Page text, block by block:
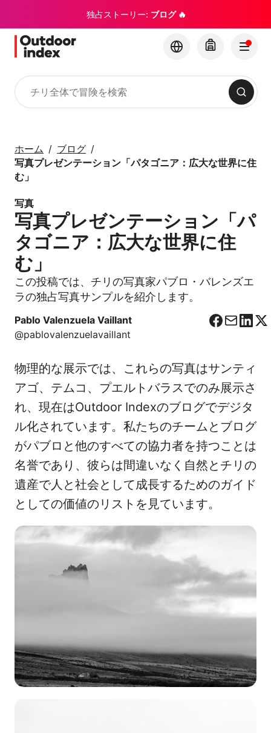
独占ストーリー: ブログ 🔥
検索
ホーム
ブログ
写真プレゼンテーション「パタゴニア：広大な世界に住
む」
写真
写真プレゼンテーション「パ
タゴニア：広大な世界に住
む」
この投稿では、チリの写真家パブロ・バレンズエ
ラの独占写真サンプルを紹介します。
Pablo Valenzuela Vaillant
@pablovalenzuelavaillant
F
e
b
o
k
C
r
e
L
k
e
d
I
n
X
物理的な展示では、これらの写真はサンティ
アゴ、テムコ、プエルトバラスでのみ展示さ
れ、現在はOutdoor Indexのブログでデジタ
ル化されています。私たちのチームとブログ
がパブロと他のすべての協力者を持つことは
名誉であり、彼らは間違いなく自然とチリの
遺産で人と社会として成長するためのガイド
としての価値のリストを見ています。
とその隠れた名所を探
索